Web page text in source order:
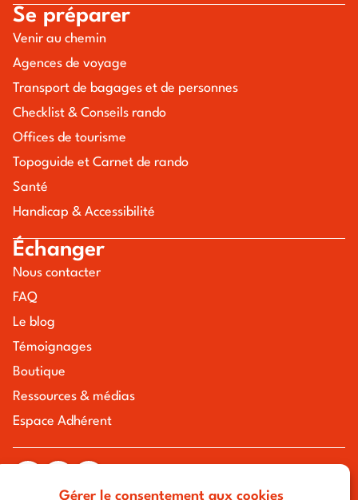
Gérer le consentement aux cookies
Se préparer
Venir au chemin
Agences de voyage
Transport de bagages et de personnes
Checklist & Conseils rando
Offices de tourisme
Topoguide et Carnet de rando
Santé
Handicap & Accessibilité
Échanger
Nous contacter
FAQ
Le blog
Témoignages
Boutique
Ressources & médias
Espace Adhérent